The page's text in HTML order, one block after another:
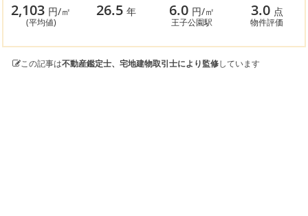
2,103 円/㎡
(平均値)
26.5年 6.0 円/㎡
王子公園駅
3.0 点
物件評価
この記事は不動産鑑定士、宅地建物取引士により監修しています